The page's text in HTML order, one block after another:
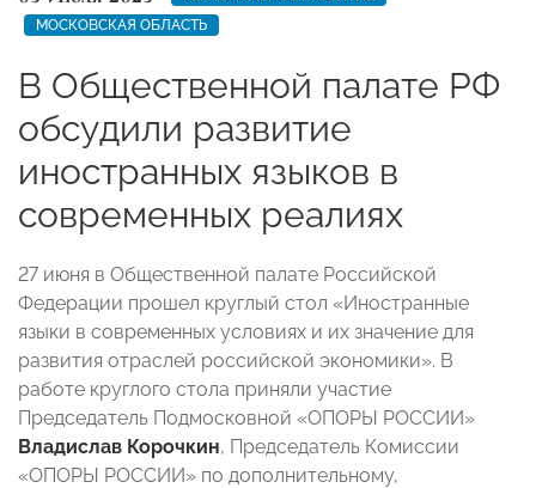
МОСКОВСКАЯ ОБЛАСТЬ
В Общественной палате РФ
обсудили развитие
иностранных языков в
современных реалиях
27 июня в Общественной палате Российской
Федерации прошел круглый стол «Иностранные
языки в современных условиях и их значение для
развития отраслей российской экономики». В
работе круглого стола приняли участие
Председатель Подмосковной «ОПОРЫ РОССИИ»
Владислав Корочкин, Председатель Комиссии
«ОПОРЫ РОССИИ» по дополнительному,